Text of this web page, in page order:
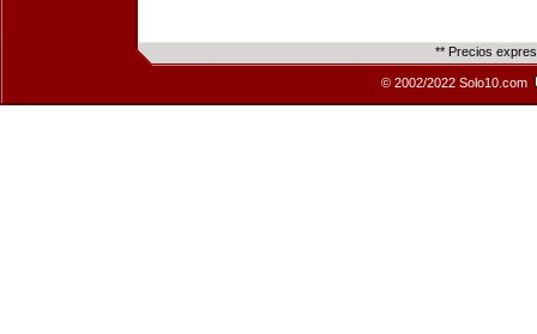
** Precios
© 2002/2022 Solo10.com